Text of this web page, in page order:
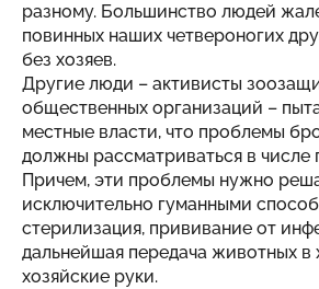
разному. Большинство людей
повинных наших четвероногих
без хозяев.
Другие люди – активисты
общественных организаций –
местные власти, что проблемы
должны рассматриваться в числе
Причем, эти проблемы нужно
исключительно гуманными
стерилизация, прививание от
дальнейшая передача животных
хозяйские руки.